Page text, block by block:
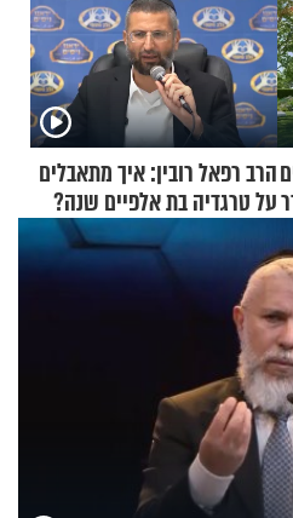
הרב רפאל רובין: איך מתאבלים
על טרגדיה בת אלפיים שנה?